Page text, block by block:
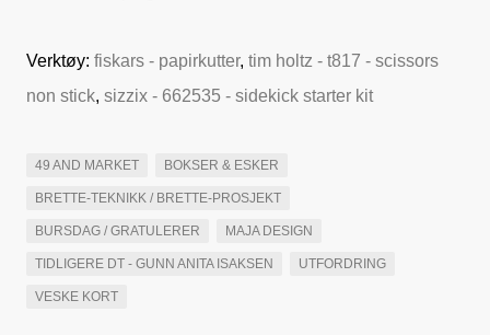
Verktøy: fiskars - papirkutter, tim holtz - t817 - scissors
non stick, sizzix - 662535 - sidekick starter kit
49 AND MARKET BOKSER & ESKER
BRETTE-TEKNIKK / BRETTE-PROSJEKT
BURSDAG / GRATULERER MAJA DESIGN
TIDLIGERE DT - GUNN ANITA ISAKSEN UTFORDRING
VESKE KORT